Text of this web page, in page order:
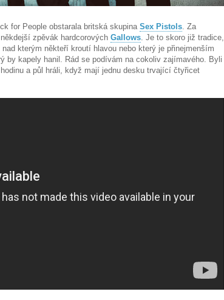
for People obstarala britská skupinaSex Pistols. Za
zpěvák hardcorových Gallows. Je to skoro již tradice,
kterým někteří kroutí hlavou nebo který je přinejmenším
by kapely hanil. Rád se podívám na cokoliv zajímavého. Byli
a půl hráli, když mají jednu desku trvající čtyřicet